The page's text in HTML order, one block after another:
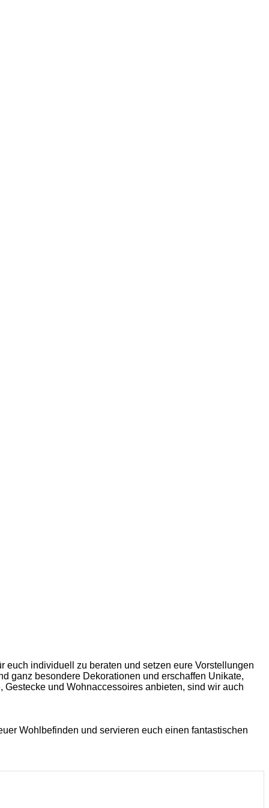
euch individuell zu beraten und setzen eure Vorstellungen
ganz besondere Dekorationen und erschaffen Unikate,
und Wohnaccessoires anbieten, sind wir auch
Wohlbefinden und servieren euch einen fantastischen